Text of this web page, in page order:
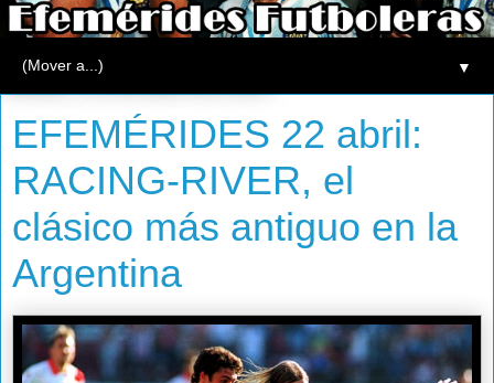
▼
martes, 22 de abril de 2014
EFEMÉRIDES 22 abril:
RACING-RIVER, el
clásico más antiguo en la
Argentina